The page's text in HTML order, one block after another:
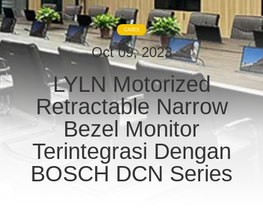
TUR
PABRIK
KONTROL
KUALITAS
HUBUNGI
KAMI
BERITA
CASES
Oct 09, 2023
LYLN Motorized
Retractable Narrow
Bezel Monitor
Terintegrasi Dengan
BOSCH DCN Series